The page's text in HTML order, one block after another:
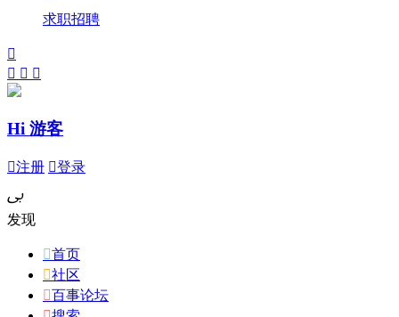
求职招聘

  
Hi 游客
注册 登录
ﰉ
发现
首页
社区
百事论坛